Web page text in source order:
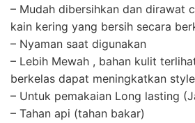
– Mudah dibersihkan dan dirawat
kain kering yang bersih secara
– Nyaman saat digunakan
– Lebih Mewah , bahan kulit
berkelas dapat meningkatkan
– Untuk pemakaian Long lasting
– Tahan api (tahan bakar)